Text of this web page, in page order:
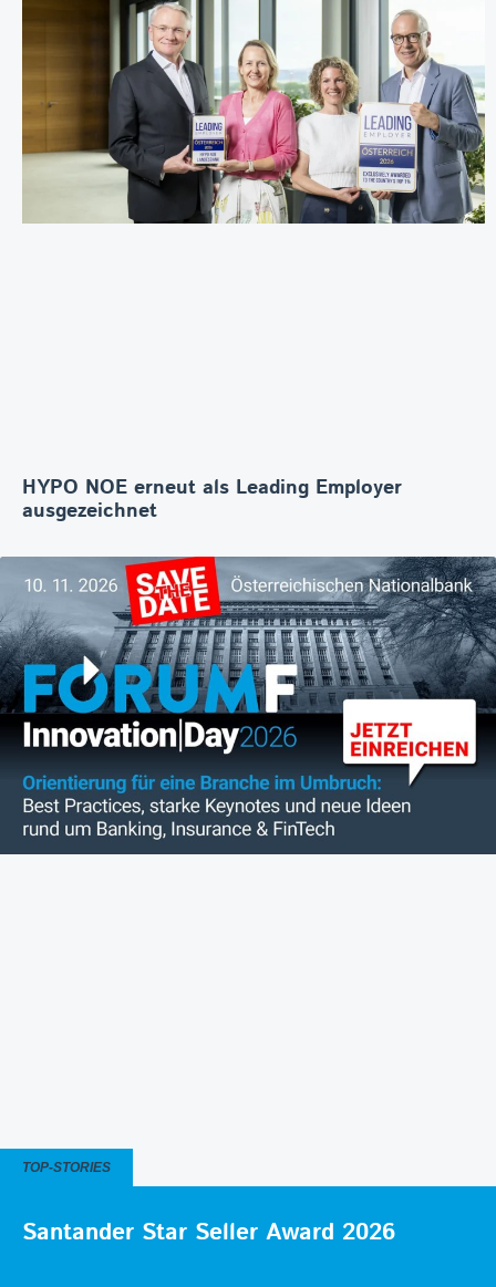
HYPO NOE erneut als Leading Employer
ausgezeichnet
TOP-STORIES
Santander Star Seller Award 2026